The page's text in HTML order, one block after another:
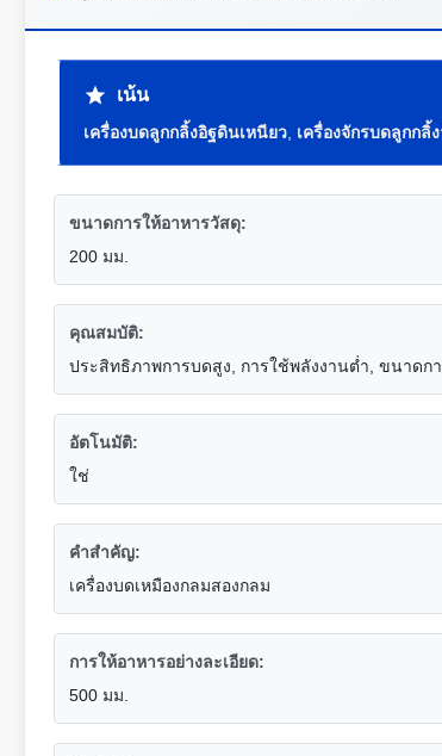
เน้น
เครื่องบดลูกกลิ้งอิฐดินเหนียว เครื่องจักรบดลูกกลิ้
ขนาดการให้อาหารวัสดุ:
200 มม.
คุณสมบัติ:
ประสิทธิภาพการบดสูง, การใช้พลังงานต่ำ, ขนาดก
อัตโนมัติ:
ใช่
คำสำคัญ:
เครื่องบดเหมืองกลมสองกลม
การให้อาหารอย่างละเอียด:
500 มม.